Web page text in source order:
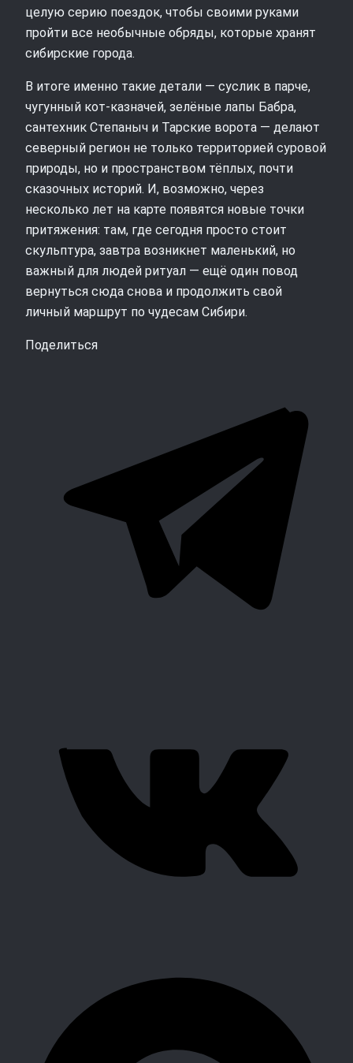
целую серию поездок, чтобы своими руками
пройти все необычные обряды, которые хранят
сибирские города.
В итоге именно такие детали — суслик в парче,
чугунный кот-казначей, зелёные лапы Бабра,
сантехник Степаныч и Тарские ворота — делают
северный регион не только территорией суровой
природы, но и пространством тёплых, почти
сказочных историй. И, возможно, через
несколько лет на карте появятся новые точки
притяжения: там, где сегодня просто стоит
скульптура, завтра возникнет маленький, но
важный для людей ритуал — ещё один повод
вернуться сюда снова и продолжить свой
личный маршрут по чудесам Сибири.
Поделиться